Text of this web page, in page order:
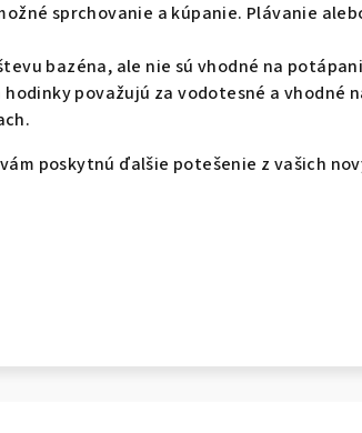
sprchovanie a kúpanie. Plávanie
bazéna, ale nie sú vhodné na
hodinky považujú za vodotesné a vhodné
poskytnú ďalšie potešenie z vašich